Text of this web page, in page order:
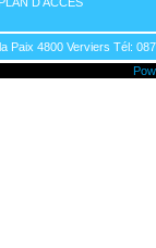
Paix 4800 Verviers Tél: